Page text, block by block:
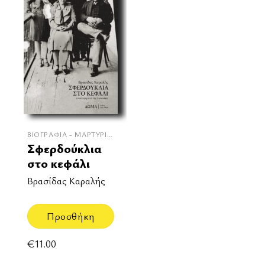
ΒΙΟΓΡΑΦΊΑ - ΜΑΡΤΥΡΊΕΣ
Σφερδούκλια
στο κεφάλι
Βρασίδας Καραλής
Προσθήκη
€11.00